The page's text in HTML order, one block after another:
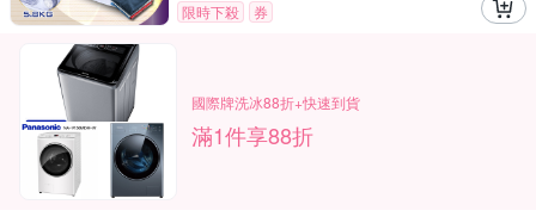
限時下殺 券
國際牌洗冰88折+快速到貨
滿1件享88折